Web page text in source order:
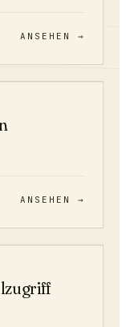
ANSEHEN →
ANSEHEN →